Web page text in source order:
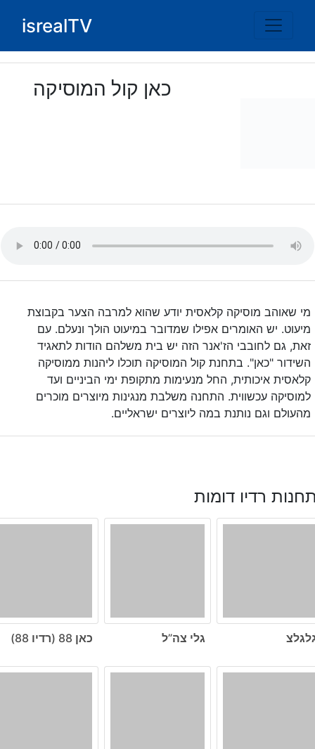
isrealTV
כאן קול המוסיקה
מי שאוהב מוסיקה קלאסית יודע שהוא למרבה הצער בקבוצת
מיעוט. יש האומרים אפילו שמדובר במיעוט הולך ונעלם. עם
זאת, גם לחובבי הז'אנר הזה יש בית משלהם הודות לתאגיד
השידור "כאן". בתחנת קול המוסיקה תוכלו ליהנות ממוסיקה
קלאסית איכותית, החל מנעימות מתקופת ימי הביניים ועד
למוסיקה עכשווית. התחנה משלבת מנגינות מיוצרים מוכרים
מהעולם וגם נותנת במה ליוצרים ישראליים.
רדיו דומות
גלי צה”ל כאן 88 (רדיו 88)